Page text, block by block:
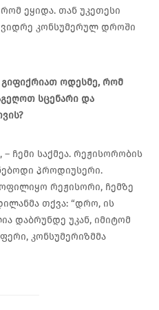
ეყიდა. თან უკეთესი
ვიდრე კონსუმერულ დროში
გიფიქრიათ ოდესმე, რომ
სცენარი და
?
– ჩემი საქმეა. რეჟისორობის
პროდიუსერი.
რეჟისორი, ჩემზე
თქვა: “დრო, ის
დაბრუნდე უკან, იმიტომ
კონსუმერიზმმა